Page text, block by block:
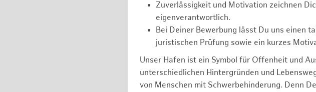
Zuverlässigkeit und Motivation zeichnen
eigenverantwortlich.
Bei Deiner Bewerbung lässt Du uns einen
juristischen Prüfung sowie ein kurzes
Unser Hafen ist ein Symbol für Offenheit und
unterschiedlichen Hintergründen und
von Menschen mit Schwerbehinderung. Denn